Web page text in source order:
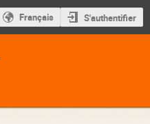
Français S'authentifier